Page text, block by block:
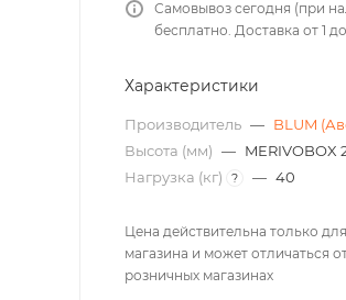
Самовывоз сегодня (при
бесплатно. Доставка от 1
Характеристики
Производитель — BLUM
Высота (мм) — MERIVOBOX
Нагрузка (кг)
? — 40
Цена действительна только
магазина и может отличаться
розничных магазинах